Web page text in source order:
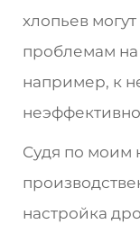
хлопьев
проблемам
например, к
Судя по моим
настройка